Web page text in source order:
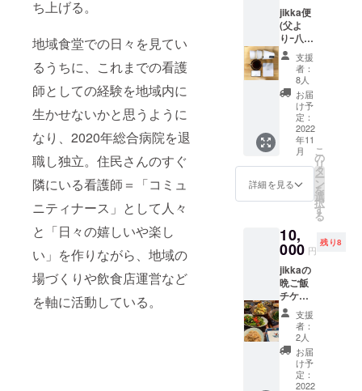
ち上げる。
地域食堂での日々を見てい
るうちに、これまでの看護
師としての経験を地域内に
生かせないかと思うように
なり、2020年総合病院を退
職し独立。住民さんのすぐ
隣にいる看護師＝「コミュ
ニティナース」として人々
と「日々の嬉しいや楽し
い」を作りながら、地域の
場づくりや飲食店運営など
を軸に活動している。
応させ
ていた
だきま
す。 ※
お子様
連れで
の参加
も可能
です。
ご年齢
に合わ
せて対
応致し
ますの
い。(別
途お子
あり)
・春の
回
→2023
年6月頃
・夏の
→2023
年8月頃
・秋の
→2023
年10月
頃 ・冬
の回
都合が
合わな
は別の
会に振
り返る
か日程
調整を
させて
いただ
きま
す。
jikka便
(父よ
りｰ八尾
の美味
しいも
の集め
たぞｰ)
jikkaに
父がい
たとし
たら‥
きっと
美味し
いもの
好きで
父セレ
クトの
八尾の
人気店
や地元
ならで
は！の
美味し
いもの
を冷凍
便にて
お届け
しま
支援
者：
8人
お届
け予
定：
2022
年11
月
詳細を見る
こ
の
リ
タ
ー
ン
を
選
択
す
る
10,
000 円
残り8
jikkaの
晩ご飯
チケッ
ト 「お
かえ
り〜！
ご飯で
きてる
よ〜！
」 jikka
支援
者：
2人
お届
け予
定：
2022